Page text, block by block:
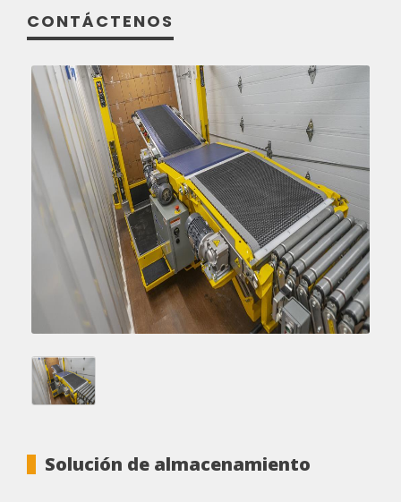
CONTÁCTENOS
Solución de almacenamiento